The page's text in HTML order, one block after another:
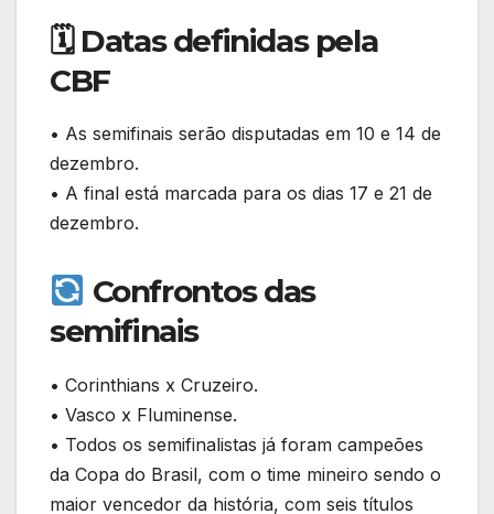
🗓 Datas definidas pela
CBF
• As semifinais serão disputadas em 10 e 14 de
dezembro.
• A final está marcada para os dias 17 e 21 de
dezembro.
Confrontos das
semifinais
• Corinthians x Cruzeiro.
• Vasco x Fluminense.
• Todos os semifinalistas já foram campeões
da Copa do Brasil, com o time mineiro sendo o
maior vencedor da história, com seis títulos